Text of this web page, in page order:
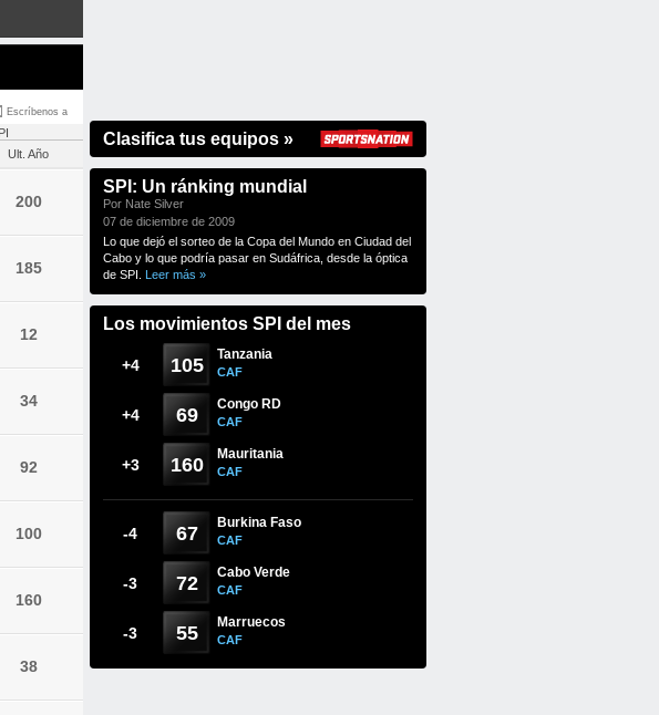
Escríbenos a
Ult. Año
200
185
12
34
92
100
160
38
Clasifica tus equipos »
SPI: Un ránking mundial
Por Nate Silver
07 de diciembre de 2009
Lo que dejó el sorteo de la Copa del Mundo en Ciudad del
Cabo y lo que podría pasar en Sudáfrica, desde la óptica
de SPI. Leer más »
Los movimientos SPI del mes
+4 105 Tanzania
CAF
+4 69 Congo RD
CAF
+3 160 Mauritania
CAF
-4 67 Burkina Faso
CAF
-3 72 Cabo Verde
CAF
-3 55 Marruecos
CAF